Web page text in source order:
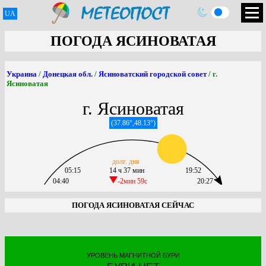
UA
ПОГОДА ЯСИНОВАТАЯ
Украина / Донецкая обл. / Ясиноватский городской совет/ г.
Ясиноватая
г. Ясиноватая
(37.86°,48.13°)
04:40
05:15
14 ч 37 мин
-2мин 59c
долг. дня
20:27
19:52
ПОГОДА ЯСИНОВАТАЯ СЕЙЧАС
УРОВЕНЬ МАГНИТНОЙ БУРИ